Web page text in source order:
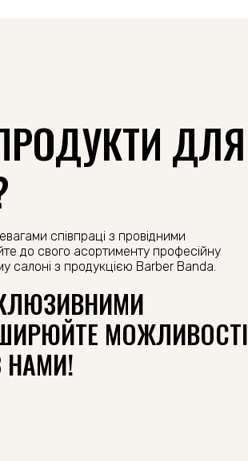
ДЛЯ
співпраці з провідними
до свого асортименту професійну
салоні з продукцією Barber Banda.
МОЖЛИВОСТІ
НАМИ!